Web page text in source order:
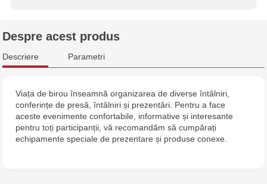
Crafti Botanica - bd. Decebal, 139
Crafti Buiucani - str. Alba Iulia, 77/18
Crafti Ciocana - str. Alecu Russo, 61/6
Despre acest produs
Descriere Parametri
Viața de birou înseamnă organizarea de diverse întâlniri,
conferințe de presă, întâlniri și prezentări. Pentru a face
aceste evenimente confortabile, informative și interesante
pentru toți participanții, vă recomandăm să cumpărați
echipamente speciale de prezentare și produse conexe.